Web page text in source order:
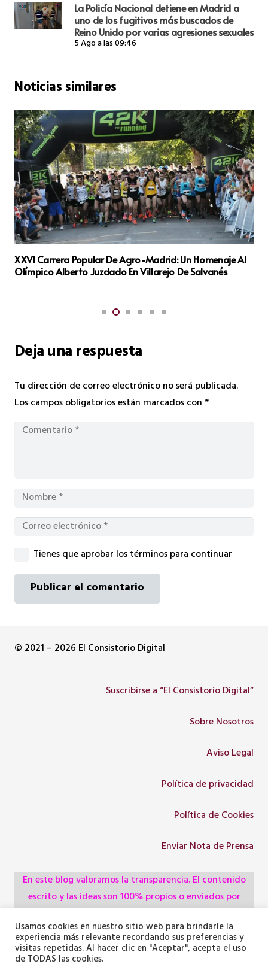
La Policía Nacional detiene en Madrid a
uno de los fugitivos más buscados de
Reino Unido por varias agresiones sexuales
5 Ago a las 09:46
Noticias similares
La Comunidad de Madrid Instalará el Primer
Computador Cuántico Público de la Región en la UPM
Deja una respuesta
Tu dirección de correo electrónico no será publicada.
Los campos obligatorios están marcados con*
Tienes que aprobar los términos para continuar
Publicar el comentario
© 2021 – 2026 El Consistorio Digital
Suscribirse a “El Consistorio Digital”
Sobre Nosotros
Aviso Legal
Política de privacidad
Política de Cookies
Enviar Nota de Prensa
En este blog valoramos la transparencia. El contenido
escrito y las ideas son 100% propios o enviados por
administraciones, pero utilizamos herramientas de
inteligencia artificial para optimizar la maquetación del
Usamos cookies en nuestro sitio web para brindarle la
experiencia más relevante recordando sus preferencias y
visitas repetidas. Al hacer clic en "Aceptar", acepta el uso
de TODAS las cookies.